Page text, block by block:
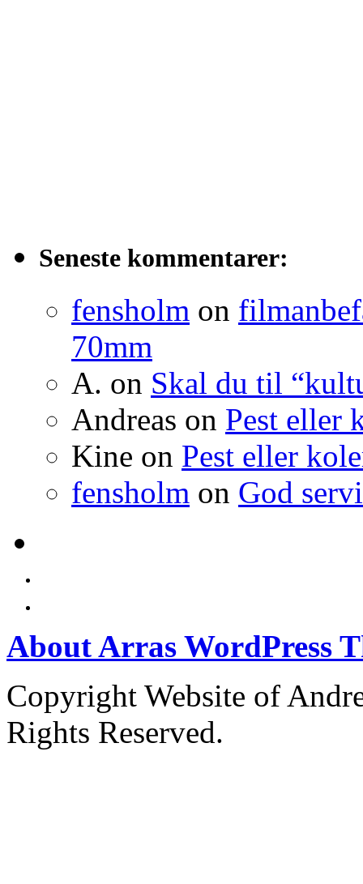
Seneste kommentarer:
fensholm on
70mm
A. on Skal du til
Andreas on Pest eller
Kine on Pest eller
fensholm on God
About Arras WordPress
Copyright Website of
Rights Reserved.